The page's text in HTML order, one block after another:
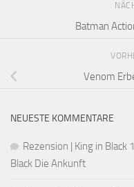
Batman
Venom
NEUESTE KOMMENTARE
Rezension | King in
Black Die Ankunft